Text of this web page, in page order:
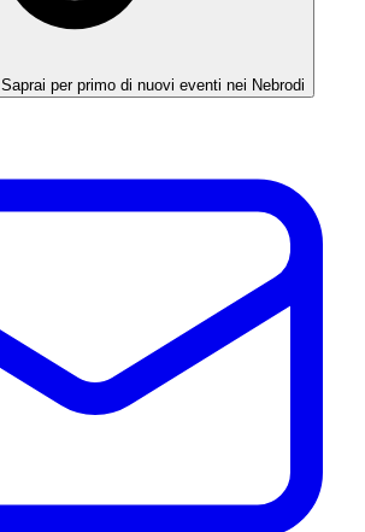
Saprai per primo di nuovi eventi nei Nebrodi